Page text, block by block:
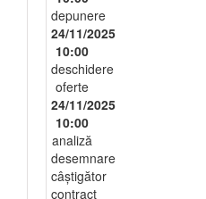
depunere
24/11/2025
10:00
deschidere
oferte
24/11/2025
10:00
analiză
desemnare
câștigător
contract